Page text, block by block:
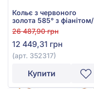
Кольє з червоного
золота 585° з фіанітом/
куб.цирконієм, арт.
352317
26 487,90 грн
12 449,31 грн
(арт. 352317)
Купити